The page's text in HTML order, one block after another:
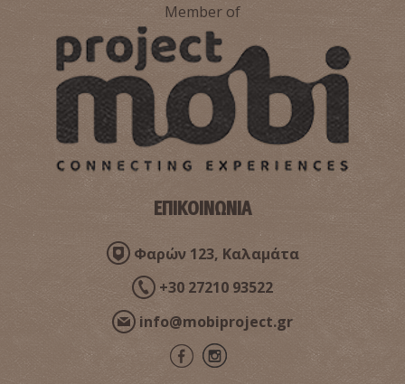
~2.1Km
Παραλία Καλαμάτας
~2.5Km
Member of
ΕΠΙΚΟΙΝΩΝΙΑ
Φαρών 123, Καλαμάτα
+30 27210 93522
info@mobiproject.gr